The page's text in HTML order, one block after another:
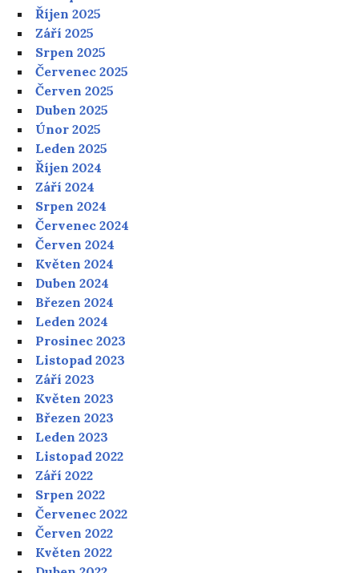
Říjen 2025
Září 2025
Srpen 2025
Červenec 2025
Červen 2025
Duben 2025
Únor 2025
Leden 2025
Říjen 2024
Září 2024
Srpen 2024
Červenec 2024
Červen 2024
Květen 2024
Duben 2024
Březen 2024
Leden 2024
Prosinec 2023
Listopad 2023
Září 2023
Květen 2023
Březen 2023
Leden 2023
Listopad 2022
Září 2022
Srpen 2022
Červenec 2022
Červen 2022
Květen 2022